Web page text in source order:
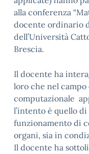
alla conferenza
docente ordinario
dell’Università
Brescia.
Il docente ha
loro che nel
computazionale
l’intento è quello
funzionamento di
organi, sia in
Il docente ha